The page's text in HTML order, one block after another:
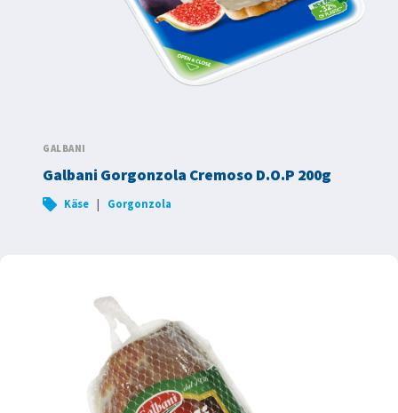
GALBANI
Galbani Gorgonzola Cremoso D.O.P 200g
Käse | Gorgonzola